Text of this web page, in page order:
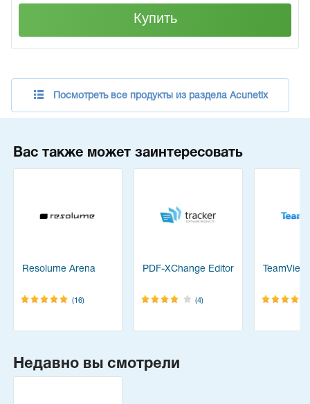
Купить
Посмотреть все продукты из раздела Acunetix
Вас также может заинтересовать
Resolume Arena
(16)
PDF-XChange Editor
(4)
Недавно вы смотрели